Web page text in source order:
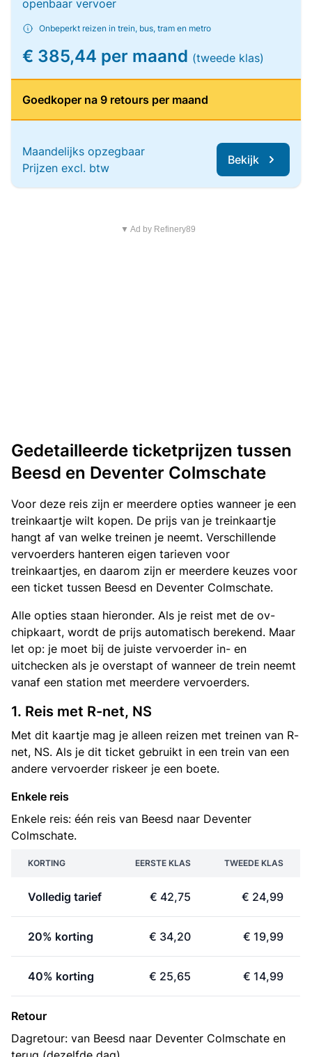
openbaar vervoer
Onbeperkt reizen in trein, bus, tram en metro
€ 385,44 per maand (tweede klas)
Goedkoper na 9 retours per maand
Maandelijks opzegbaar
Prijzen excl. btw
Bekijk
▼ Ad by Refinery89
Gedetailleerde ticketprijzen tussen
Beesd en Deventer Colmschate
Voor deze reis zijn er meerdere opties wanneer je een
treinkaartje wilt kopen. De prijs van je treinkaartje
hangt af van welke treinen je neemt. Verschillende
vervoerders hanteren eigen tarieven voor
treinkaartjes, en daarom zijn er meerdere keuzes voor
een ticket tussen Beesd en Deventer Colmschate.
Alle opties staan hieronder. Als je reist met de ov-
chipkaart, wordt de prijs automatisch berekend. Maar
let op: je moet bij de juiste vervoerder in- en
uitchecken als je overstapt of wanneer de trein neemt
vanaf een station met meerdere vervoerders.
1. Reis met R-net, NS
Met dit kaartje mag je alleen reizen met treinen van R-
net, NS. Als je dit ticket gebruikt in een trein van een
andere vervoerder riskeer je een boete.
Enkele reis
Enkele reis: één reis van Beesd naar Deventer
Colmschate.
KORTING EERSTE KLAS TWEEDE KLAS
Volledig tarief € 42,75 € 24,99
20% korting € 34,20 € 19,99
40% korting € 25,65 € 14,99
Retour
Dagretour: van Beesd naar Deventer Colmschate en